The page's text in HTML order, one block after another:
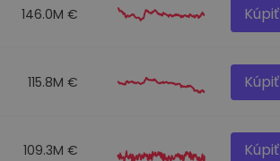
146.0M € Kúpiť
115.8M € Kúpiť
109.3M € Kúpiť